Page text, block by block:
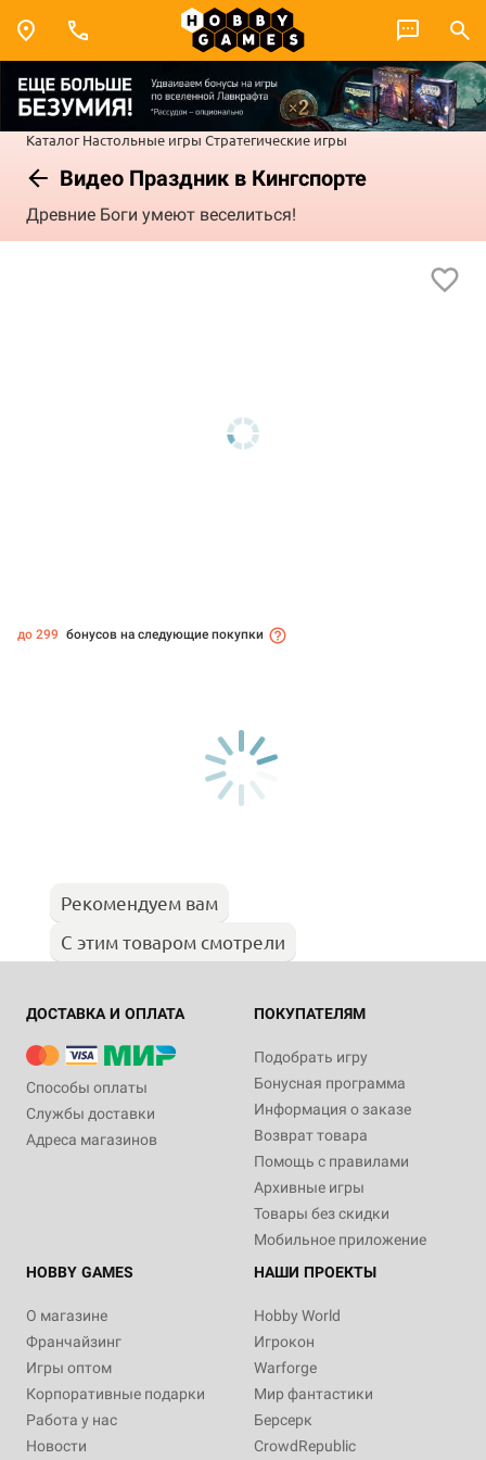
Каталог Настольные игры Стратегические игры
Видео Праздник в Кингспорте
Древние Боги умеют веселиться!
до 299 бонусов на следующие покупки
Рекомендуем вам
С этим товаром смотрели
ДОСТАВКА И ОПЛАТА
Способы оплаты
Службы доставки
Адреса магазинов
ПОКУПАТЕЛЯМ
Подобрать игру
Бонусная программа
Информация о заказе
Возврат товара
Помощь с правилами
Архивные игры
Товары без скидки
Мобильное приложение
HOBBY GAMES
О магазине
Франчайзинг
Игры оптом
Корпоративные подарки
Работа у нас
Новости
НАШИ ПРОЕКТЫ
Hobby World
Игрокон
Warforge
Мир фантастики
Берсерк
CrowdRepublic